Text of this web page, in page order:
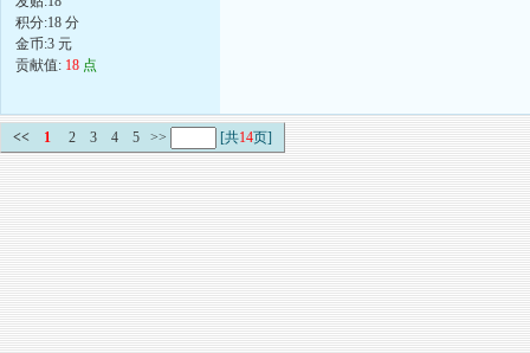
积分:18 分
金币:3 元
贡献值: 18 点
<< 1 2 3 4 5 >> [共14页]